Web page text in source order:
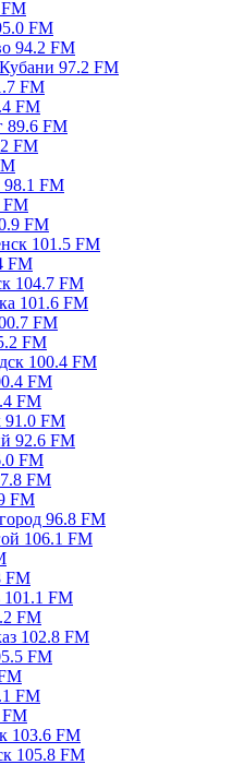
FM
94.2 FM
97.2 FM
FM
FM
89.6 FM
FM
98.1 FM
FM
FM
101.5 FM
FM
104.7 FM
101.6 FM
FM
FM
100.4 FM
FM
FM
91.0 FM
92.6 FM
FM
FM
FM
96.8 FM
106.1 FM
FM
101.1 FM
FM
102.8 FM
FM
FM
FM
103.6 FM
105.8 FM